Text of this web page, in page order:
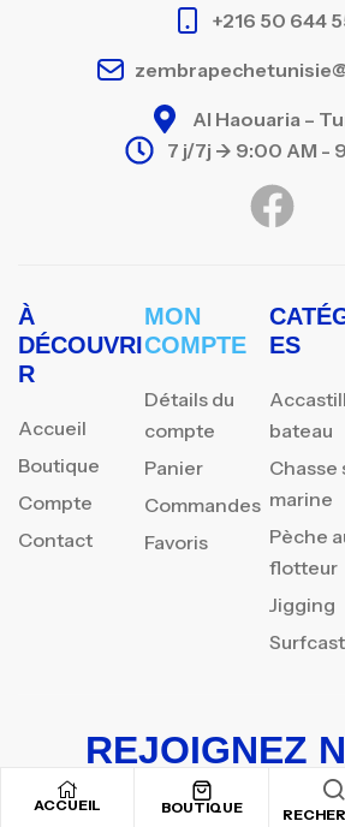
ACCUEIL BOUTIQUE
+216 50 644
Al Haouaria –
7 j/7j -> 9:00 AM -
À
DÉCOUVRI
R
Accueil
Boutique
Compte
Contact
MON
COMPTE
Détails du
compte
Panier
Commandes
Favoris
ES
bateau
Chasse
marine
Pèche
flotteur
Jigging
REJOIGNEZ